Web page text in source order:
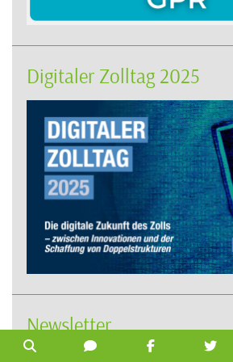
Digitaler Zolltag 2025
Newsletter